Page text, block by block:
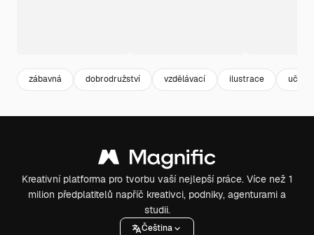
zábavná dobrodružství vzdělávací ilustrace učení
Kreativní platforma pro tvorbu vaší nejlepší práce. Více než 1
milion předplatitelů napříč kreativci, podniky, agenturami a
studii.
Čeština